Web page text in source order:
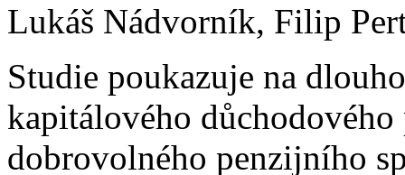
Lukáš Nádvorník, Filip
Studie poukazuje na
kapitálového
dobrovolného penzijního